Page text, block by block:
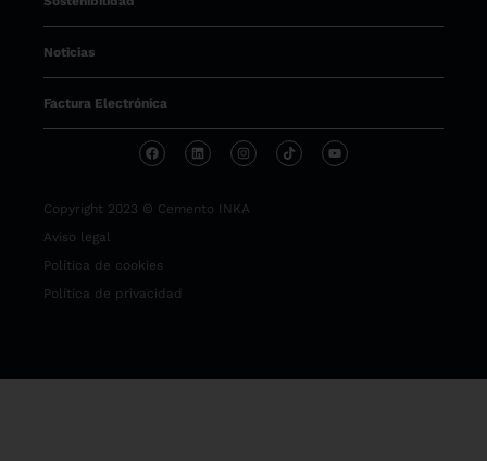
Noticias
Factura Electrónica
Copyright 2023 © Cemento INKA
Aviso legal
Política de cookies
Política de privacidad